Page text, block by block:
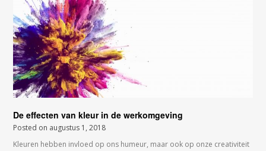
De effecten van kleur in de werkomgeving
Posted on augustus 1, 2018
Kleuren hebben invloed op ons humeur, maar ook op onze creativiteit